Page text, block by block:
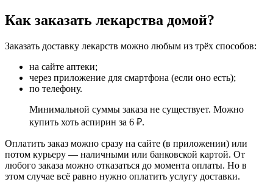
Как заказать лекарства домой?
Заказать доставку лекарств можно любым из трёх способов:
на сайте аптеки;
через приложение для смартфона (если оно есть);
по телефону.
Минимальной суммы заказа не существует. Можно
купить хоть аспирин за 6 ₽.
Оплатить заказ можно сразу на сайте (в приложении) или
потом курьеру — наличными или банковской картой. От
любого заказа можно отказаться до момента оплаты. Но в
этом случае всё равно нужно оплатить услугу доставки.